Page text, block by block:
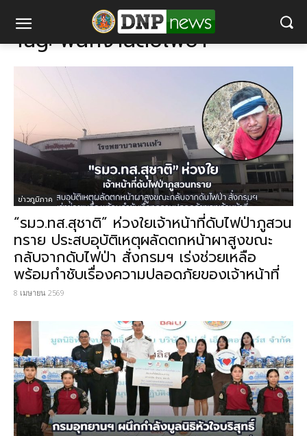
พนักงานดับไฟป่า
Tag:พนักงานดับไฟป่า
ข่าวภูมิภาค
“รมว.ทส.สุชาติ” ห่วงใย​เจ้าหน้าที่ดับไฟป่าภูสวน
ทราย ประสบอุบัติเหตุผลัดตกหน้าผาสูงขณะ
กลับจากดับไฟป่า​ สั่งกรมฯ เร่งช่วยเหลือ​
พร้อมกำชับเรื่องความปลอดภัยของเจ้าหน้าที่
8 เมษายน 2569